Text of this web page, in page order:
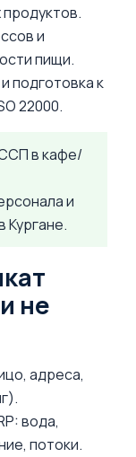
и
пищи.
подготовка к
22000.
в кафе/
и
Кургане.
не
адреса,
вода,
потоки.